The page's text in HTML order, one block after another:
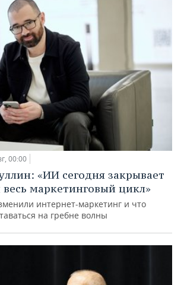
00:00
«ИИ сегодня закрывает
маркетинговый цикл»
интернет-маркетинг и что
на гребне волны